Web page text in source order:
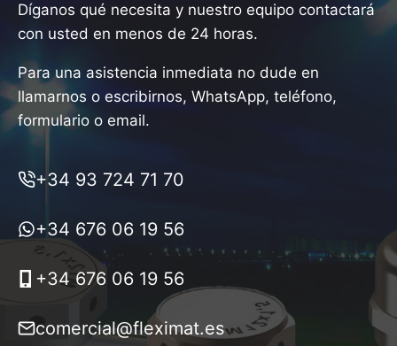
Díganos qué necesita y nuestro equipo contactará
con usted en menos de 24 horas.
Para una asistencia inmediata no dude en
llamarnos o escribirnos, WhatsApp, teléfono,
formulario o email.
+34 93 724 71 70
+34 676 06 19 56
+34 676 06 19 56
comercial@fleximat.es